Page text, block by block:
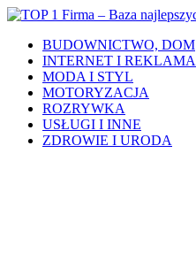
BUDOWNICTWO, DOM
INTERNET I REKLAMA
MODA I STYL
MOTORYZACJA
ROZRYWKA
USŁUGI I INNE
ZDROWIE I URODA